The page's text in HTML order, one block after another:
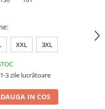
:
XXL 3XL
1-3 zile lucrătoare
IN COS